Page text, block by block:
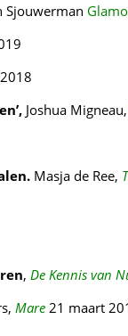
Sjouwerman
Joshua Migneau,
Masja de Ree,
, De Kennis van
Mare 21 maart